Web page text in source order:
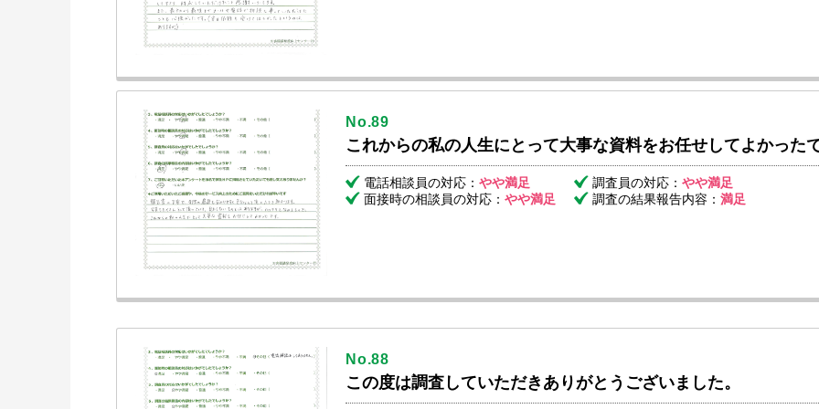
No.89
これからの私の人生にとって大事な資料をお任せしてよかった
電話相談員の対応： やや満足 調査員の対応： やや満足
面接時の相談員の対応： やや満足 調査の結果報告内容： 満足
No.88
この度は調査していただきありがとうございました。